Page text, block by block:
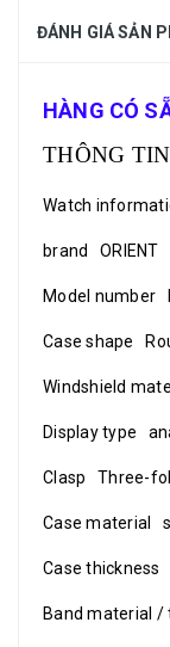
ĐÁNH GIÁ SẢN
HÀNG CÓ
THÔNG
Watch
brand ORIENT
Model number
Case shape
Windshield
Display type
Clasp Three-
Case material
Case thickness
Band material /